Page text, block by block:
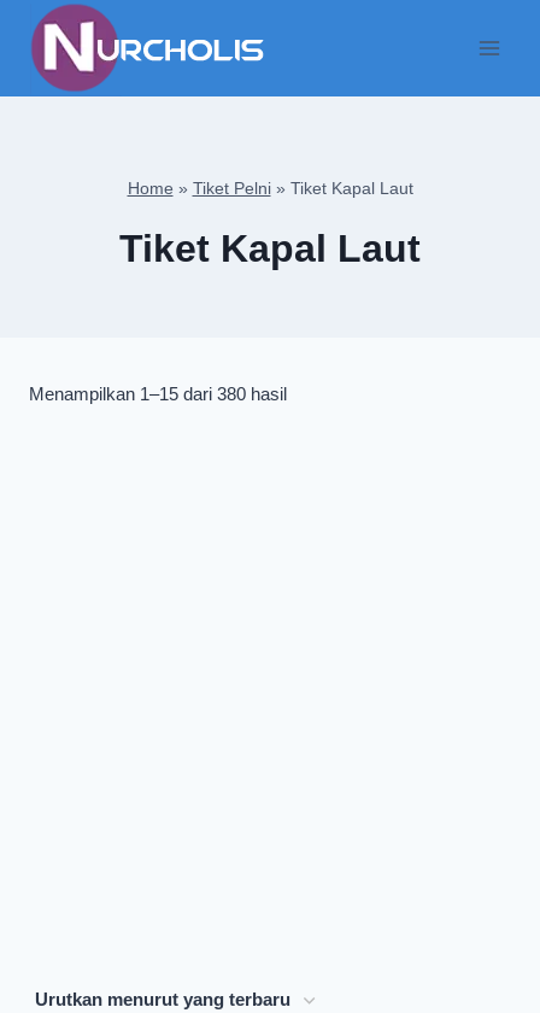
content
Home » Tiket Pelni» Tiket Kapal Laut
Tiket Kapal Laut
Menampilkan 1–15 dari 380 hasilDiurutkan